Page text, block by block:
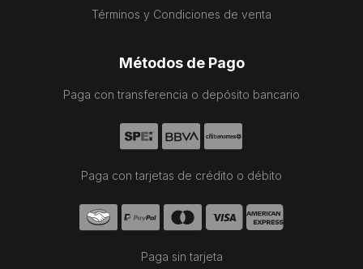
Términos y Condiciones de venta
Métodos de Pago
Paga con transferencia o depósito bancario
Paga con tarjetas de crédito o débito
Paga sin tarjeta